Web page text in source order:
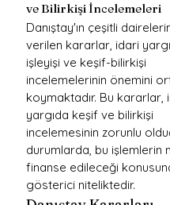
ve Bilirkişi İncelemeleri
Danıştay'ın çeşitli
verilen kararlar, idari
işleyişi ve keşif-bilirkişi
incelemelerinin önemini
koymaktadır. Bu kararlar,
yargıda keşif ve bilirkişi
incelemesinin zorunlu
durumlarda, bu işlemlerin
finanse edileceği
gösterici niteliktedir.